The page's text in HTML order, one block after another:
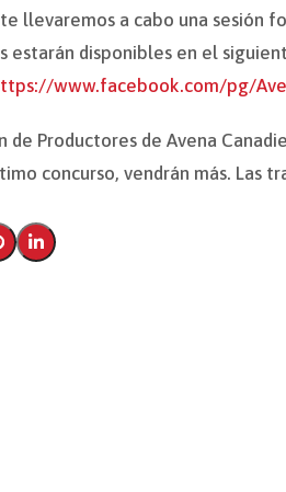
llevaremos a cabo una sesión
estarán disponibles en el
www.facebook.com/pg/
de Productores de Avena
concurso, vendrán más. Las